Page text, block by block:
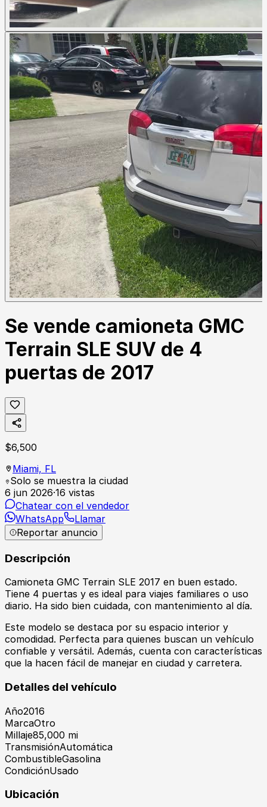
Se vende camioneta GMC
Terrain SLE SUV de 4
puertas de 2017
$6,500
Miami, FL
Solo se muestra la ciudad
6 jun 2026·16 vistas
Chatear con el vendedor
WhatsApp
Llamar
Reportar anuncio
Descripción
Camioneta GMC Terrain SLE 2017 en buen estado.
Tiene 4 puertas y es ideal para viajes familiares o uso
diario. Ha sido bien cuidada, con mantenimiento al día.
Este modelo se destaca por su espacio interior y
comodidad. Perfecta para quienes buscan un vehículo
confiable y versátil. Además, cuenta con características
que la hacen fácil de manejar en ciudad y carretera.
Detalles del vehículo
Año2016
MarcaOtro
Millaje85,000 mi
TransmisiónAutomática
CombustibleGasolina
CondiciónUsado
Ubicación